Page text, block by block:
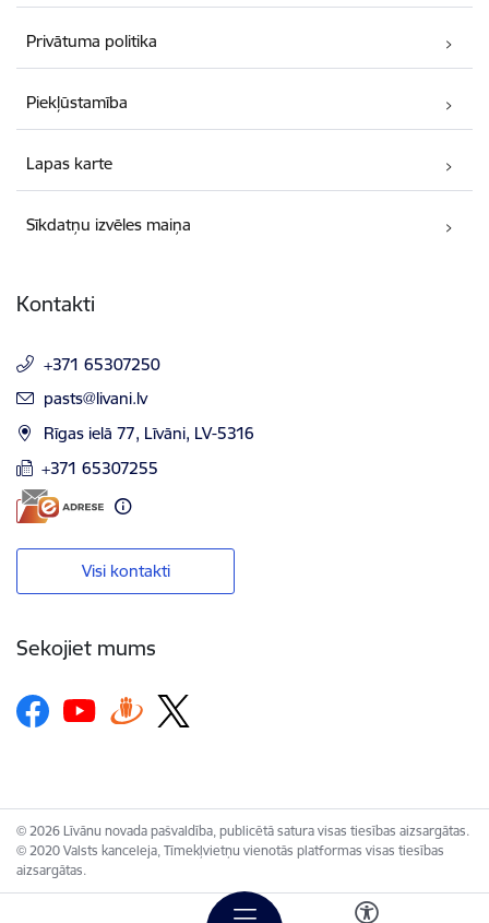
Privātuma politika
Piekļūstamība
Lapas karte
Sīkdatņu izvēles maiņa
Kontakti
+371 65307250
E-pasts:
pasts@livani.lv
Rīgas ielā 77, Līvāni, LV-5316
+371 65307255
Visi kontakti
Sekojiet mums
© 2026 Līvānu novada pašvaldība, publicētā satura visas tiesības aizsargātas.
© 2020 Valsts kanceleja, Tīmekļvietņu vienotās platformas visas tiesības
aizsargātas.